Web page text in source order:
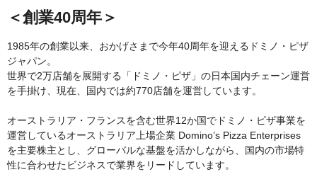
＜創業40周年＞
1985年の創業以来、おかげさまで今年40周年を迎えるドミノ・ピザ
ジャパン。
世界で2万店舗を展開する「ドミノ・ピザ」の日本国内チェーン運営
を手掛け、現在、国内では約770店舗を運営しています。
オーストラリア・フランスを含む世界12か国でドミノ・ピザ事業を
運営しているオーストラリア上場企業 Domino’s Pizza Enterprises
を主要株主とし、グローバルな基盤を活かしながら、国内の市場特
性に合わせたビジネスで業界をリードしています。